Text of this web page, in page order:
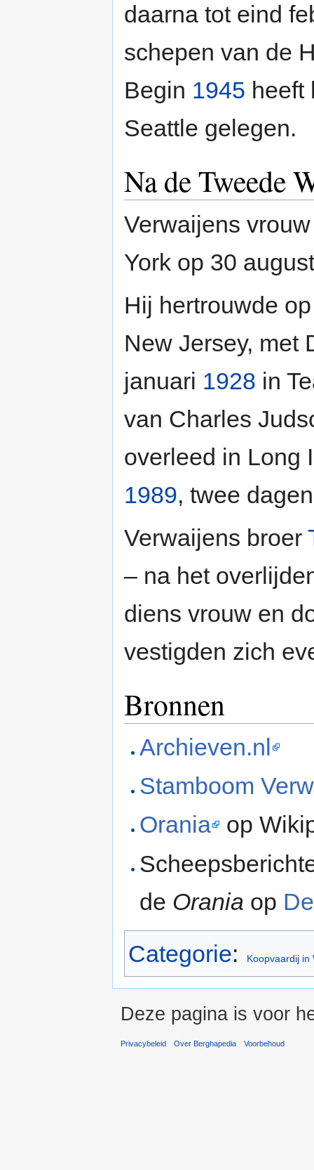
daarna tot eind
schepen van de
Begin 1945 heeft
Seattle gelegen.
Na de Tweede
Verwaijens
York op 30
Hij hertrouwde
New Jersey, met
januari 1928 in
van Charles
overleed in Long
1989, twee
Verwaijens broer
– na het
diens vrouw en
vestigden zich
Bronnen
Archieven.nl
Stamboom
Orania
op
de Orania op
Categorie: Koopvaardij in
Deze pagina is voor
Privacybeleid Over Berghapedia Voorbehoud